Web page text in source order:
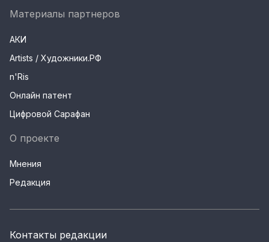
Материалы партнеров
АКИ
Artists / Художники.РФ
n'Ris
Онлайн патент
Цифровой Сарафан
О проекте
Мнения
Редакция
Контакты редакции